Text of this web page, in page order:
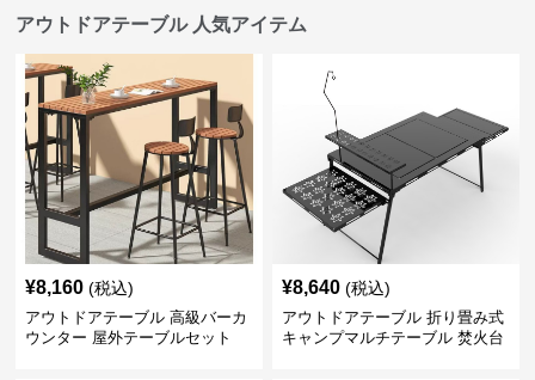
アウトドアテーブル 人気アイテム
¥8,160 (税込)
アウトドアテーブル 高級バーカ
ウンター 屋外テーブルセット
¥8,640 (税込)
アウトドアテーブル 折り畳み式
キャンプマルチテーブル 焚火台